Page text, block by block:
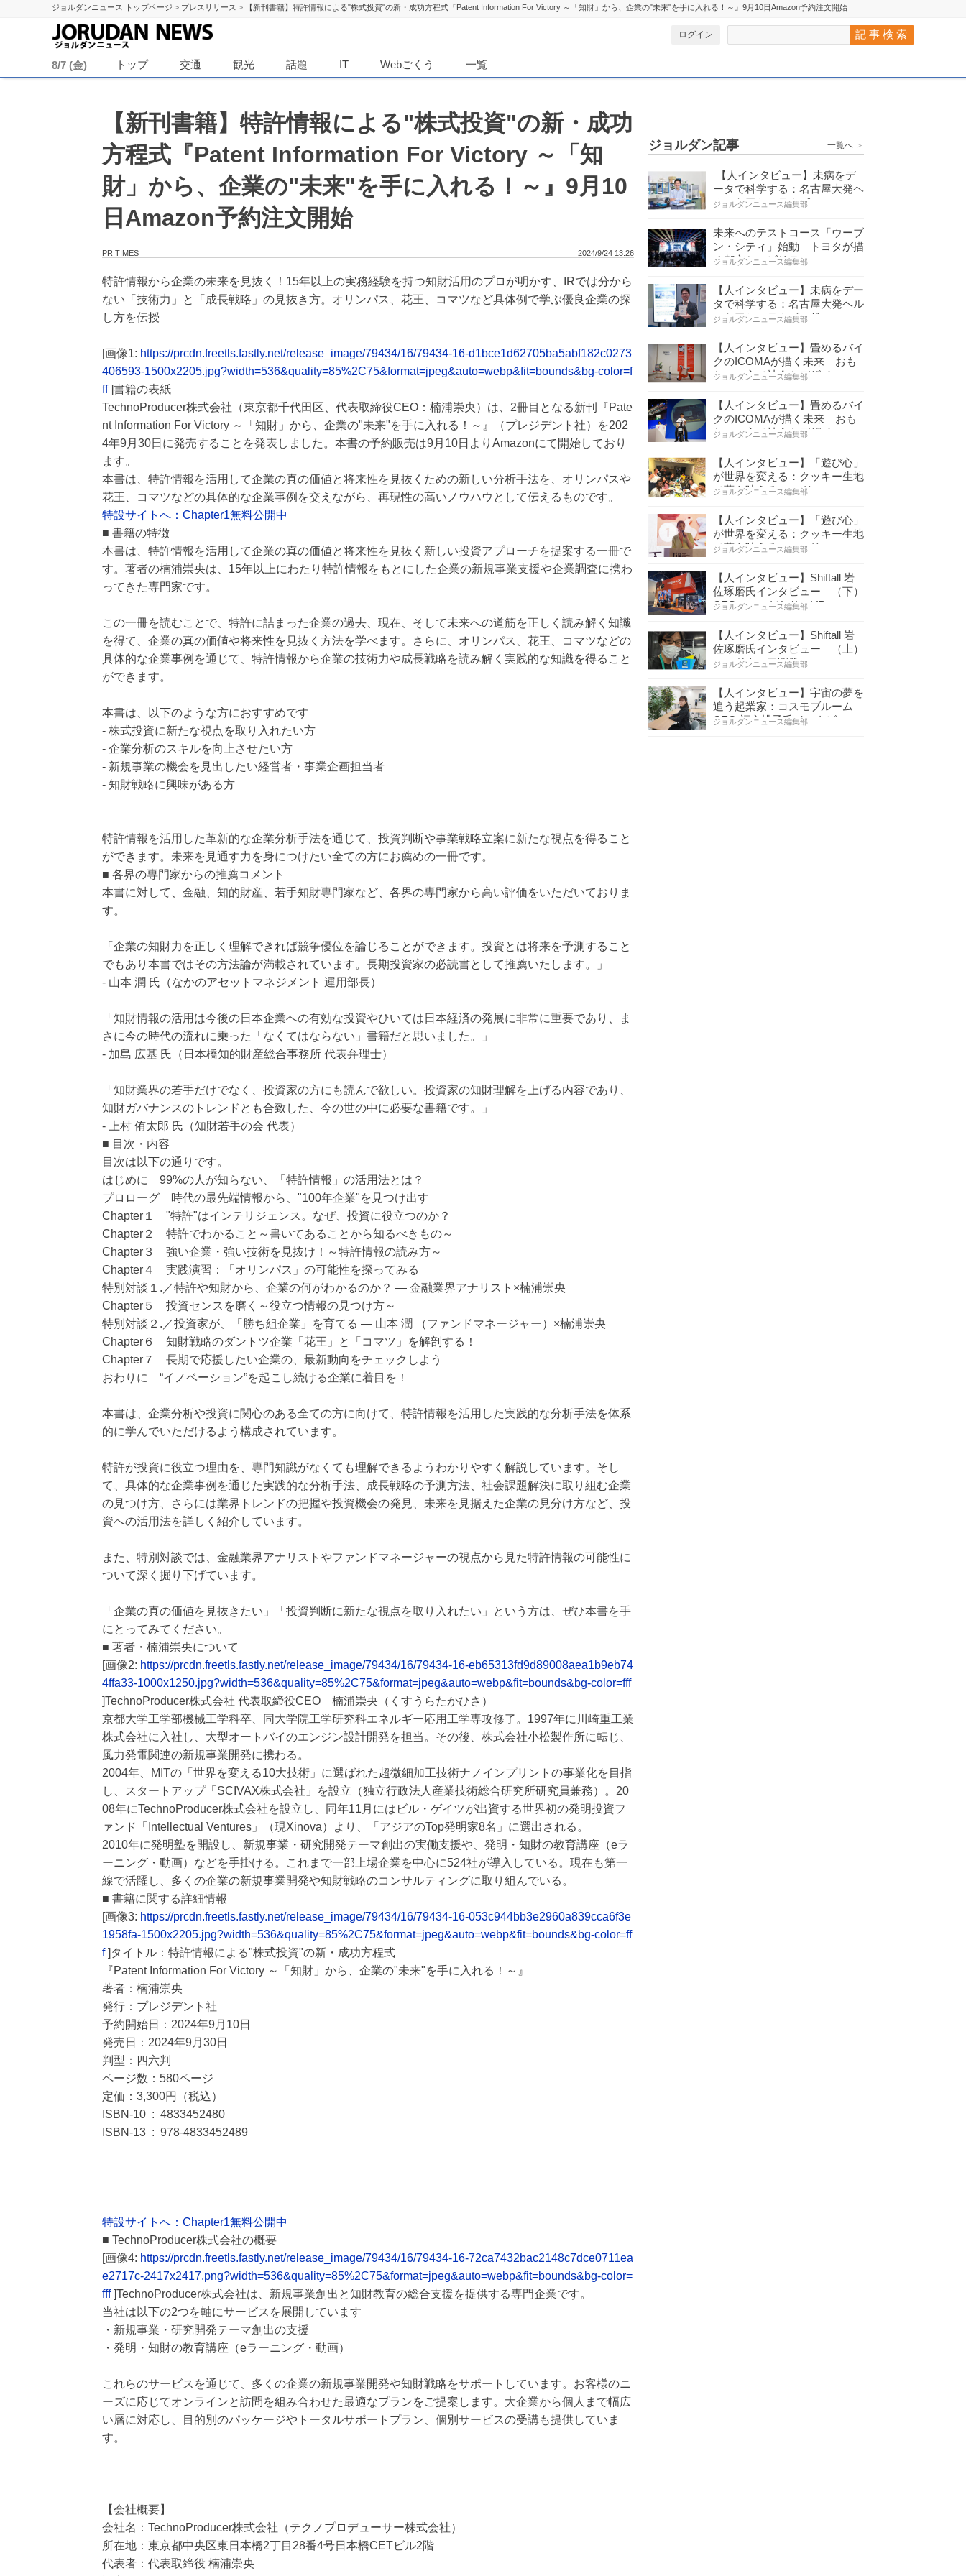
ジョルダンニュース トップページ > プレスリリース > 【新刊書籍】特許情報による"株式投資"の新・成功方程式『Patent Information For Victory ～「知財」から、企業の"未来"を手に入れる！～』9月10日Amazon予約注文開始
ログイン
8/7 (金) トップ 交通 観光 話題 IT Webごくう 一覧
【新刊書籍】特許情報による"株式投資"の新・成功
方程式『Patent Information For Victory ～「知
財」から、企業の"未来"を手に入れる！～』9月10
日Amazon予約注文開始
2024/9/24 13:26
PR TIMES
特許情報から企業の未来を見抜く！15年以上の実務経験を持つ知財活用のプロが明かす、IRでは分から
ない「技術力」と「成長戦略」の見抜き方。オリンパス、花王、コマツなど具体例で学ぶ優良企業の探
し方を伝授
[画像1: https://prcdn.freetls.fastly.net/release_image/79434/16/79434-16-d1bce1d62705ba5abf182c0273
406593-1500x2205.jpg?width=536&quality=85%2C75&format=jpeg&auto=webp&fit=bounds&bg-color=f
ff]書籍の表紙
TechnoProducer株式会社（東京都千代田区、代表取締役CEO：楠浦崇央）は、2冊目となる新刊『Pate
nt Information For Victory ～「知財」から、企業の"未来"を手に入れる！～』（プレジデント社）を202
4年9月30日に発売することを発表しました。本書の予約販売は9月10日よりAmazonにて開始しており
ます。
本書は、特許情報を活用して企業の真の価値と将来性を見抜くための新しい分析手法を、オリンパスや
花王、コマツなどの具体的な企業事例を交えながら、再現性の高いノウハウとして伝えるものです。
特設サイトへ：Chapter1無料公開中
■ 書籍の特徴
本書は、特許情報を活用して企業の真の価値と将来性を見抜く新しい投資アプローチを提案する一冊で
す。著者の楠浦崇央は、15年以上にわたり特許情報をもとにした企業の新規事業支援や企業調査に携わ
ってきた専門家です。
この一冊を読むことで、特許に詰まった企業の過去、現在、そして未来への道筋を正しく読み解く知識
を得て、企業の真の価値や将来性を見抜く方法を学べます。さらに、オリンパス、花王、コマツなどの
具体的な企業事例を通じて、特許情報から企業の技術力や成長戦略を読み解く実践的な知識を得ること
ができます。
本書は、以下のような方におすすめです
- 株式投資に新たな視点を取り入れたい方
- 企業分析のスキルを向上させたい方
- 新規事業の機会を見出したい経営者・事業企画担当者
- 知財戦略に興味がある方
特許情報を活用した革新的な企業分析手法を通じて、投資判断や事業戦略立案に新たな視点を得ること
ができます。未来を見通す力を身につけたい全ての方にお薦めの一冊です。
■ 各界の専門家からの推薦コメント
本書に対して、金融、知的財産、若手知財専門家など、各界の専門家から高い評価をいただいておりま
す。
「企業の知財力を正しく理解できれば競争優位を論じることができます。投資とは将来を予測すること
でもあり本書ではその方法論が満載されています。長期投資家の必読書として推薦いたします。」
- 山本 潤 氏（なかのアセットマネジメント 運用部長）
「知財情報の活用は今後の日本企業への有効な投資やひいては日本経済の発展に非常に重要であり、ま
さに今の時代の流れに乗った「なくてはならない」書籍だと思いました。」
- 加島 広基 氏（日本橋知的財産総合事務所 代表弁理士）
「知財業界の若手だけでなく、投資家の方にも読んで欲しい。投資家の知財理解を上げる内容であり、
知財ガバナンスのトレンドとも合致した、今の世の中に必要な書籍です。」
- 上村 侑太郎 氏（知財若手の会 代表）
■ 目次・内容
目次は以下の通りです。
はじめに 99%の人が知らない、「特許情報」の活用法とは？
プロローグ 時代の最先端情報から、"100年企業"を見つけ出す
Chapter１ "特許"はインテリジェンス。なぜ、投資に役立つのか？
Chapter２ 特許でわかること～書いてあることから知るべきもの～
Chapter３ 強い企業・強い技術を見抜け！～特許情報の読み方～
Chapter４ 実践演習：「オリンパス」の可能性を探ってみる
特別対談１.／特許や知財から、企業の何がわかるのか？ ― 金融業界アナリスト×楠浦崇央
Chapter５ 投資センスを磨く～役立つ情報の見つけ方～
特別対談２.／投資家が、「勝ち組企業」を育てる ― 山本 潤 （ファンドマネージャー）×楠浦崇央
Chapter６ 知財戦略のダントツ企業「花王」と「コマツ」を解剖する！
Chapter７ 長期で応援したい企業の、最新動向をチェックしよう
おわりに “イノベーション”を起こし続ける企業に着目を！
本書は、企業分析や投資に関心のある全ての方に向けて、特許情報を活用した実践的な分析手法を体系
的に学んでいただけるよう構成されています。
特許が投資に役立つ理由を、専門知識がなくても理解できるようわかりやすく解説しています。そし
て、具体的な企業事例を通じた実践的な分析手法、成長戦略の予測方法、社会課題解決に取り組む企業
の見つけ方、さらには業界トレンドの把握や投資機会の発見、未来を見据えた企業の見分け方など、投
資への活用法を詳しく紹介しています。
また、特別対談では、金融業界アナリストやファンドマネージャーの視点から見た特許情報の可能性に
ついて深く掘り下げています。
「企業の真の価値を見抜きたい」「投資判断に新たな視点を取り入れたい」という方は、ぜひ本書を手
にとってみてください。
■ 著者・楠浦崇央について
[画像2: https://prcdn.freetls.fastly.net/release_image/79434/16/79434-16-eb65313fd9d89008aea1b9eb74
4ffa33-1000x1250.jpg?width=536&quality=85%2C75&format=jpeg&auto=webp&fit=bounds&bg-color=fff
]TechnoProducer株式会社 代表取締役CEO 楠浦崇央（くすうらたかひさ）
京都大学工学部機械工学科卒、同大学院工学研究科エネルギー応用工学専攻修了。1997年に川崎重工業
株式会社に入社し、大型オートバイのエンジン設計開発を担当。その後、株式会社小松製作所に転じ、
風力発電関連の新規事業開発に携わる。
2004年、MITの「世界を変える10大技術」に選ばれた超微細加工技術ナノインプリントの事業化を目指
し、スタートアップ「SCIVAX株式会社」を設立（独立行政法人産業技術総合研究所研究員兼務）。20
08年にTechnoProducer株式会社を設立し、同年11月にはビル・ゲイツが出資する世界初の発明投資フ
ァンド「Intellectual Ventures」（現Xinova）より、「アジアのTop発明家8名」に選出される。
2010年に発明塾を開設し、新規事業・研究開発テーマ創出の実働支援や、発明・知財の教育講座（eラ
ーニング・動画）などを手掛ける。これまで一部上場企業を中心に524社が導入している。現在も第一
線で活躍し、多くの企業の新規事業開発や知財戦略のコンサルティングに取り組んでいる。
■ 書籍に関する詳細情報
[画像3: https://prcdn.freetls.fastly.net/release_image/79434/16/79434-16-053c944bb3e2960a839cca6f3e
1958fa-1500x2205.jpg?width=536&quality=85%2C75&format=jpeg&auto=webp&fit=bounds&bg-color=ff
f]タイトル：特許情報による"株式投資"の新・成功方程式
『Patent Information For Victory ～「知財」から、企業の"未来"を手に入れる！～』
著者：楠浦崇央
発行：プレジデント社
予約開始日：2024年9月10日
発売日：2024年9月30日
判型：四六判
ページ数：580ページ
定価：3,300円（税込）
ISBN-10 ‏ : ‎ 4833452480
ISBN-13 ‏ : ‎ 978-4833452489
特設サイトへ：Chapter1無料公開中
■ TechnoProducer株式会社の概要
[画像4: https://prcdn.freetls.fastly.net/release_image/79434/16/79434-16-72ca7432bac2148c7dce0711ea
e2717c-2417x2417.png?width=536&quality=85%2C75&format=jpeg&auto=webp&fit=bounds&bg-color=
fff]TechnoProducer株式会社は、新規事業創出と知財教育の総合支援を提供する専門企業です。
当社は以下の2つを軸にサービスを展開しています
・新規事業・研究開発テーマ創出の支援
・発明・知財の教育講座（eラーニング・動画）
これらのサービスを通じて、多くの企業の新規事業開発や知財戦略をサポートしています。お客様のニ
ーズに応じてオンラインと訪問を組み合わせた最適なプランをご提案します。大企業から個人まで幅広
い層に対応し、目的別のパッケージやトータルサポートプラン、個別サービスの受講も提供していま
す。
【会社概要】
会社名：TechnoProducer株式会社（テクノプロデューサー株式会社）
所在地：東京都中央区東日本橋2丁目28番4号日本橋CETビル2階
代表者：代表取締役 楠浦崇央
ジョルダン記事 一覧へ ＞
【人インタビュー】未病をデ
ータで科学する：名古屋大発ヘ
ルスケアシステムズの…
ジョルダンニュース編集部
未来へのテストコース「ウーブ
ン・シティ」始動 トヨタが描
く都市とモビリティの…
ジョルダンニュース編集部
【人インタビュー】未病をデー
タで科学する：名古屋大発ヘル
スケアシステムズの代…
ジョルダンニュース編集部
【人インタビュー】畳めるバイ
クのICOMAが描く未来 おも
ちゃの心で社会をデザイ…
ジョルダンニュース編集部
【人インタビュー】畳めるバイ
クのICOMAが描く未来 おも
ちゃの心で社会をデザイ…
ジョルダンニュース編集部
【人インタビュー】「遊び心」
が世界を変える：クッキー生地
で夢を叶える コロリ…
ジョルダンニュース編集部
【人インタビュー】「遊び心」
が世界を変える：クッキー生地
で夢を叶える コロリ…
ジョルダンニュース編集部
【人インタビュー】Shiftall 岩
佐琢磨氏インタビュー （下）
CESへのこだわり VR…
ジョルダンニュース編集部
【人インタビュー】Shiftall 岩
佐琢磨氏インタビュー （上）
ハードウェア開発へ…
ジョルダンニュース編集部
【人インタビュー】宇宙の夢を
追う起業家：コスモブルーム
CEO 福永桃子氏インタビ…
ジョルダンニュース編集部